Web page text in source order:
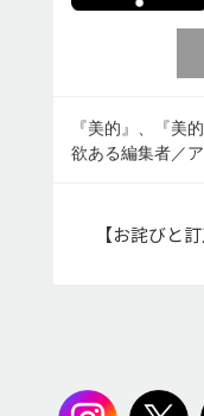
『美的』、『美
欲ある編集者／
【お詫びと訂